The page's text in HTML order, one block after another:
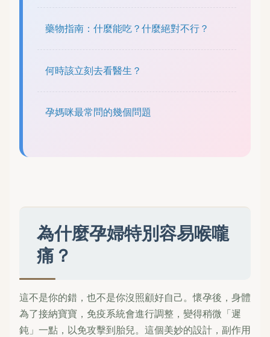
藥物指南：什麼能吃？什麼絕對不行？
何時該立刻去看醫生？
孕媽咪最常問的幾個問題
為什麼孕婦特別容易喉嚨
痛？
這不是你的錯，也不是你沒照顧好自己。懷孕後，身體
為了接納寶寶，免疫系統會進行調整，變得稍微「遲
鈍」一點，以免攻擊到胎兒。這個美妙的設計，副作用